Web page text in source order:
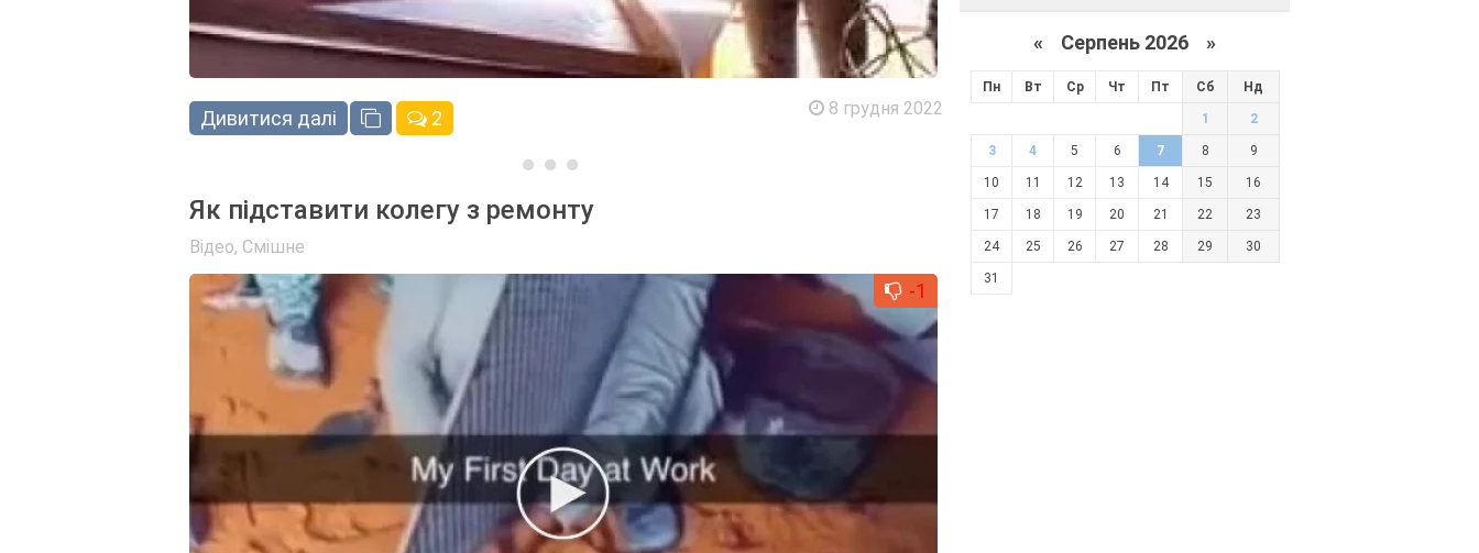
Дивитися далі 2 8 грудня 2022
Як підставити колегу з ремонту
Відео, Смішне
-1
« Серпень 2026 »
Пн Вт Ср Чт Пт Сб Нд
1 2
3 4 5 6 7 8 9
10 11 12 13 14 15 16
17 18 19 20 21 22 23
24 25 26 27 28 29 30
31